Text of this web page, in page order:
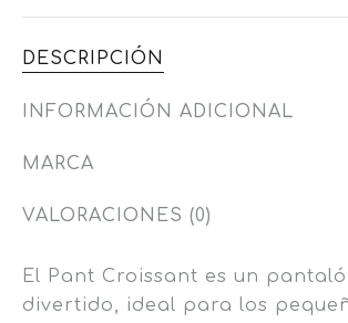
DESCRIPCIÓN
INFORMACIÓN ADICIONAL
MARCA
VALORACIONES (0)
El Pant Croissant es un
divertido, ideal para los